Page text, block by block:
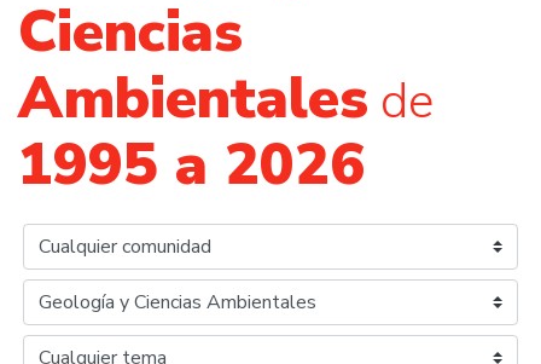
Ciencias
Ambientales de
1995 a 2026